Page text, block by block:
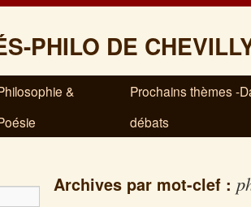
PHILO DE
&
Prochains thèmes -
débats
Archives par mot-clef :